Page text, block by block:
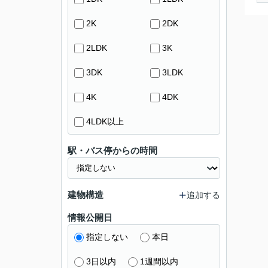
2K 2DK
2LDK 3K
3DK 3LDK
4K 4DK
4LDK以上
駅・バス停からの時間
建物構造 追加する
情報公開日
指定しない 本日
3日以内 1週間以内